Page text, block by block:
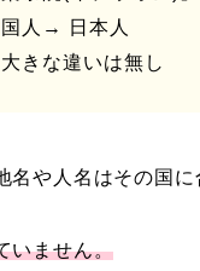
人→ 日本人
きな違いは無し
や人名はその国に
いません。